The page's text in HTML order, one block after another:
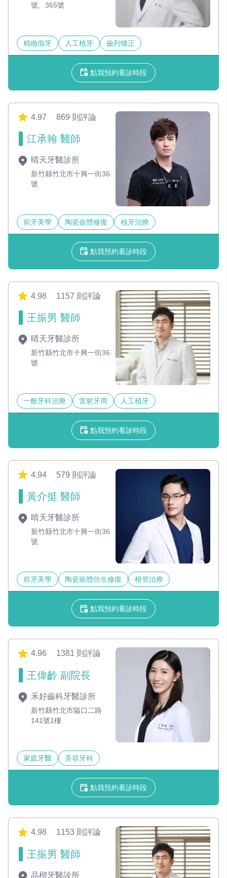
號、365號
精緻假牙 人工植牙 齒列矯正
點我預約看診時段
4.97 869 則評論
江承翰 醫師
晴天牙醫診所
新竹縣竹北市十興一街36
號
前牙美學 陶瓷嵌體修復 植牙治療
點我預約看診時段
4.98 1157 則評論
王振男 醫師
晴天牙醫診所
新竹縣竹北市十興一街36
號
一般牙科治療 雷射牙周 人工植牙
點我預約看診時段
4.94 579 則評論
黃介挺 醫師
晴天牙醫診所
新竹縣竹北市十興一街36
號
前牙美學 陶瓷嵌體仿生修復 根管治療
點我預約看診時段
4.96 1381 則評論
王偉齡 副院長
禾好齒科牙醫診所
新竹縣竹北市隘口二路
141號1樓
家庭牙醫 美容牙科
點我預約看診時段
4.98 1153 則評論
王振男 醫師
晶楷牙醫診所